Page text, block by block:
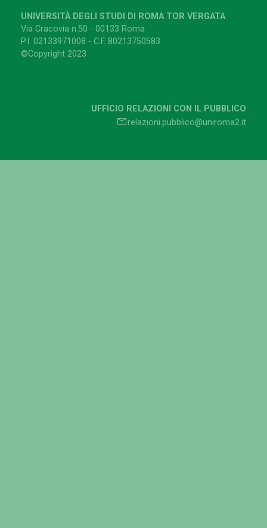
UNIVERSITÀ DEGLI STUDI DI ROMA TOR VERGATA
Via Cracovia n.50 - 00133 Roma
P.I. 02133971008 - C.F. 80213750583
©Copyright 2023
UFFICIO RELAZIONI CON IL PUBBLICO
relazioni.pubblico@uniroma2.it